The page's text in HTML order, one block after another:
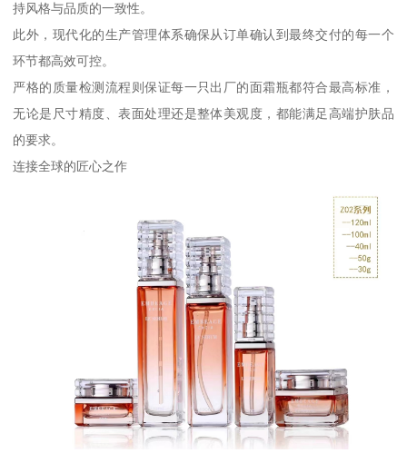
持风格与品质的一致性。
此外，现代化的生产管理体系确保从订单确认到最终交付的每一个
环节都高效可控。
严格的质量检测流程则保证每一只出厂的面霜瓶都符合最高标准，
无论是尺寸精度、表面处理还是整体美观度，都能满足高端护肤品
的要求。
连接全球的匠心之作